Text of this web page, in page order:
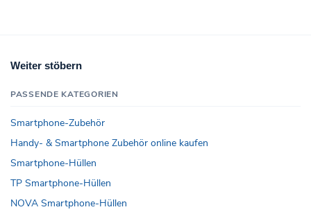
Weiter stöbern
PASSENDE KATEGORIEN
Smartphone-Zubehör
Handy- & Smartphone Zubehör online kaufen
Smartphone-Hüllen
TP Smartphone-Hüllen
NOVA Smartphone-Hüllen